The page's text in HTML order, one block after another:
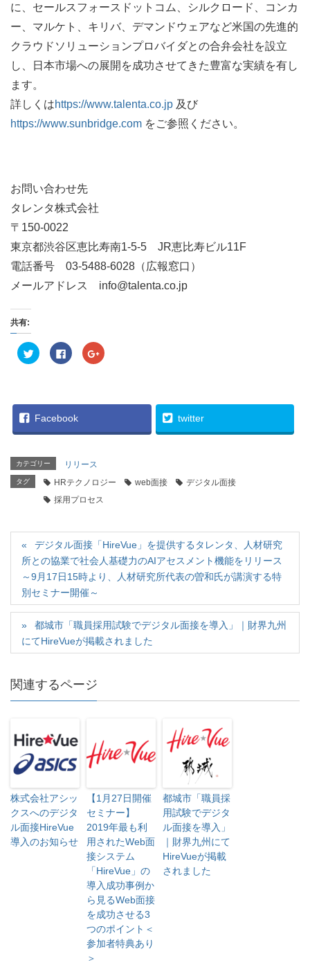
に、セールスフォースドットコム、シルクロード、コンカ
ー、マルケト、キリバ、デマンドウェアなど米国の先進的
クラウドソリューションプロバイダとの合弁会社を設立
し、日本市場への展開を成功させてきた豊富な実績を有し
ます。
詳しくはhttps://www.talenta.co.jp 及び
https://www.sunbridge.com をご参照ください。
お問い合わせ先
タレンタ株式会社
〒150-0022
東京都渋谷区恵比寿南1-5-5 JR恵比寿ビル11F
電話番号 03-5488-6028（広報窓口）
メールアドレス info@talenta.co.jp
共有:
ク
リ
i
t
t
で
共
有
新
ン
ド
ウ
で
開
き
ま
す
)
F
a
で
共
有
に
は
リ
ク
だ
さ
い
(
新
し
い
ウ
ィ
ン
ド
ウ
開
き
ク
リ
l
(
し
ン
ド
ウ
で
開
き
ま
Facebook twitter
カテゴリー リリース
タグ HRテクノロジー web面接
デジタル面接
採用プロセス
デジタル面接「HireVue」を提供するタレンタ、人材研究
所との協業で社会人基礎力のAIアセスメント機能をリリース
～9月17日15時より、人材研究所代表の曽和氏が講演する特
別セミナー開催～
都城市「職員採用試験でデジタル面接を導入」｜財界九州
にてHireVueが掲載されました
関連するページ
株式会社アシッ
クスへのデジタ
ル面接HireVue
導入のお知らせ
【1月27日開催
セミナー】
2019年最も利
用されたWeb面
接システム
「HireVue」の
導入成功事例か
ら見るWeb面接
を成功させる3
つのポイント＜
参加者特典あり
＞
都城市「職員採
用試験でデジタ
ル面接を導入」
｜財界九州にて
HireVueが掲載
されました